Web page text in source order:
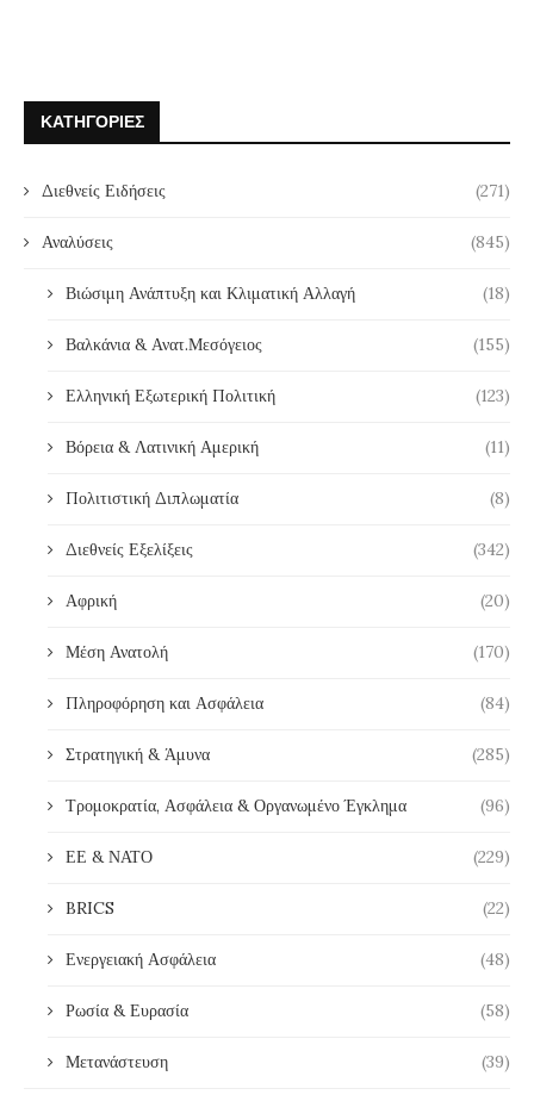
ΚΑΤΗΓΟΡΊΕΣ
Διεθνείς Ειδήσεις (271)
Αναλύσεις (845)
Βιώσιμη Ανάπτυξη και Κλιματική Αλλαγή (18)
Βαλκάνια & Ανατ.Μεσόγειος (155)
Ελληνική Εξωτερική Πολιτική (123)
Βόρεια & Λατινική Αμερική (11)
Πολιτιστική Διπλωματία (8)
Διεθνείς Εξελίξεις (342)
Αφρική (20)
Μέση Ανατολή (170)
Πληροφόρηση και Ασφάλεια (84)
Στρατηγική & Άμυνα (285)
Τρομοκρατία, Ασφάλεια & Οργανωμένο Έγκλημα (96)
ΕΕ & ΝΑΤΟ (229)
BRICS (22)
Ενεργειακή Ασφάλεια (48)
Ρωσία & Ευρασία (58)
Μετανάστευση (39)